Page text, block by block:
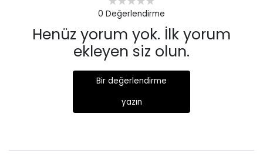
0 Değerlendirme
Henüz yorum yok. İlk yorum
ekleyen siz olun.
Bir değerlendirme
yazın